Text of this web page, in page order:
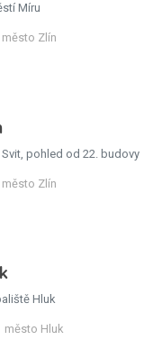
Míru
město Zlín
Svit, pohled od 22. budovy
město Zlín
Hluk
město Hluk